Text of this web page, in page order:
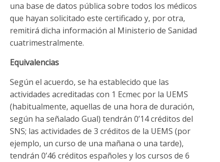
una base de datos pública sobre todos los médicos
que hayan solicitado este certificado y, por otra,
remitirá dicha información al Ministerio de Sanidad
cuatrimestralmente.
Equivalencias
Según el acuerdo, se ha establecido que las
actividades acreditadas con 1 Ecmec por la UEMS
(habitualmente, aquellas de una hora de duración,
según ha señalado Gual) tendrán 0’14 créditos del
SNS; las actividades de 3 créditos de la UEMS (por
ejemplo, un curso de una mañana o una tarde),
tendrán 0’46 créditos españoles y los cursos de 6